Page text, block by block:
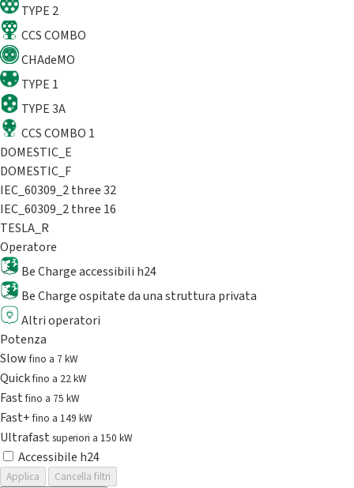
TYPE 2
CCS COMBO
CHAdeMO
TYPE 1
TYPE 3A
CCS COMBO 1
DOMESTIC_E
DOMESTIC_F
IEC_60309_2 three 32
IEC_60309_2 three 16
TESLA_R
Operatore
Be Charge accessibili h24
Be Charge ospitate da una struttura privata
Altri operatori
Potenza
Slowfino a 7 kW
Quickfino a 22 kW
Fastfino a 75 kW
Fast+fino a 149 kW
Ultrafast superiori a 150 kW
Accessibile h24
Applica
Cancella filtri